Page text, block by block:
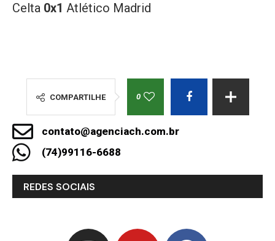
Celta 0x1 Atlético Madrid
COMPARTILHE 0
contato@agenciach.com.br
(74)99116-6688
REDES SOCIAIS